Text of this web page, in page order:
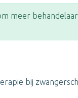
meer
bij